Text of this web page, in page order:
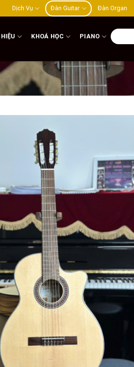
Dịch Vụ Đàn Guitar Đàn Organ
KHOÁ HỌC PIANO